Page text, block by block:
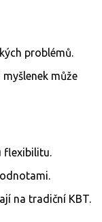
problémů.
může
flexibilitu.
na tradiční KBT.